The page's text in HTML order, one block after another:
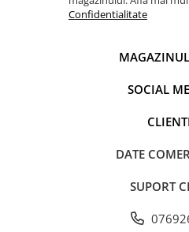
Confidentialitate
SOCIAL
DATE
SUPORT